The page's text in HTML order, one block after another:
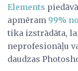
Elements
apmēram 99% no
tika izstrādāta,
neprofesionāļu
daudzas